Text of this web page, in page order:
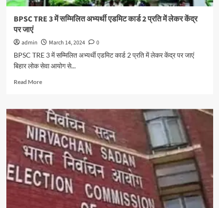
BPSC TRE 3 में सम्मिलित अभ्यर्थी एडमिट कार्ड 2 प्रति में लेकर केंद्र
पर जाएं
admin March 14, 2024
0
BPSC TRE 3 में सम्मिलित अभ्यर्थी एडमिट कार्ड 2 प्रति में लेकर केंद्र पर जाएं
बिहार लोक सेवा आयोग से...
Read MoreRead
BPSC
TRE
3
में
सम्मिलित
अभ्यर्थी
एडमिट
कार्ड
2
प्रति